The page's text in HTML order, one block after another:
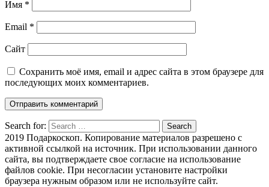
Имя *
Email *
Сайт
Сохранить моё имя, email и адрес сайта в этом браузере для
последующих моих комментариев.
Search for: Search
2019 Подаркоскоп. Копирование материалов разрешено с
активной ссылкой на источник. При использовании данного
сайта, вы подтверждаете свое согласие на использование
файлов cookie. При несогласии установите настройки
браузера нужным образом или не используйте сайт.